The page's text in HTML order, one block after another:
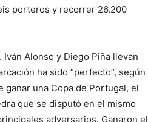
porteros y recorrer 26.200
Alonso y Diego Piña llevan
ha sido “perfecto”, según
ganar una Copa de Portugal, el
que se disputó en el mismo
adversarios. Ganaron el